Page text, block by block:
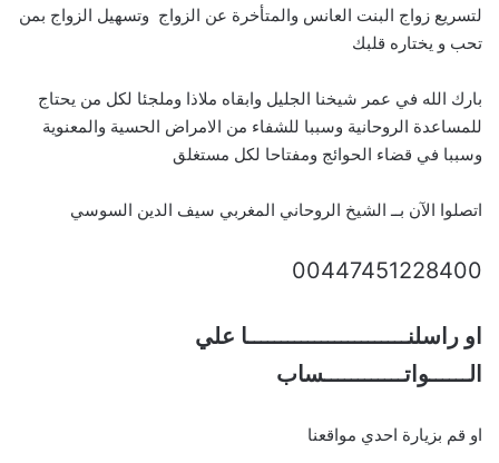
لتسريع زواج البنت العانس والمتأخرة عن الزواج وتسهيل الزواج بمن
تحب و يختاره قلبك
بارك الله في عمر شيخنا الجليل وابقاه ملاذا وملجئا لكل من يحتاج
للمساعدة الروحانية وسببا للشفاء من الامراض الحسية والمعنوية
وسببا في قضاء الحوائج ومفتاحا لكل مستغلق
اتصلوا الآن بــ الشيخ الروحاني المغربي سيف الدين السوسي
00447451228400
او راسلنــــــــــــــــــــــــا علي
الــــــواتــــــــــــساب
او قم بزيارة احدي مواقعنا